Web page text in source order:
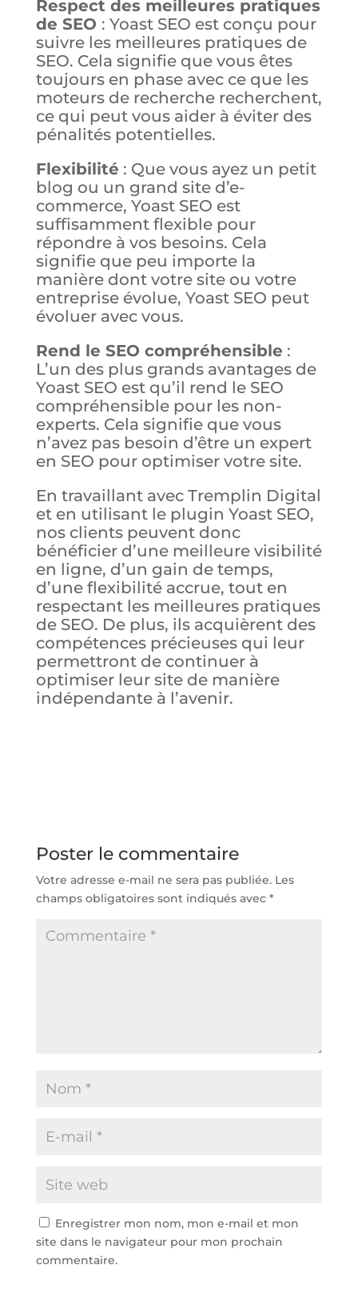
Respect des meilleures pratiques
de SEO : Yoast SEO est conçu pour
suivre les meilleures pratiques de
SEO. Cela signifie que vous êtes
toujours en phase avec ce que les
moteurs de recherche recherchent,
ce qui peut vous aider à éviter des
pénalités potentielles.
Flexibilité : Que vous ayez un petit
blog ou un grand site d’e-
commerce, Yoast SEO est
suffisamment flexible pour
répondre à vos besoins. Cela
signifie que peu importe la
manière dont votre site ou votre
entreprise évolue, Yoast SEO peut
évoluer avec vous.
Rend le SEO compréhensible :
L’un des plus grands avantages de
Yoast SEO est qu’il rend le SEO
compréhensible pour les non-
experts. Cela signifie que vous
n’avez pas besoin d’être un expert
en SEO pour optimiser votre site.
En travaillant avec Tremplin Digital
et en utilisant le plugin Yoast SEO,
nos clients peuvent donc
bénéficier d’une meilleure visibilité
en ligne, d’un gain de temps,
d’une flexibilité accrue, tout en
respectant les meilleures pratiques
de SEO. De plus, ils acquièrent des
compétences précieuses qui leur
permettront de continuer à
optimiser leur site de manière
indépendante à l’avenir.
Poster le commentaire
Votre adresse e-mail ne sera pas publiée. Les
champs obligatoires sont indiqués avec *
Enregistrer mon nom, mon e-mail et mon
site dans le navigateur pour mon prochain
commentaire.